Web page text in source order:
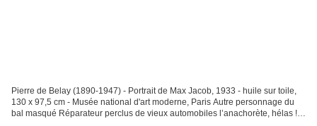
Pierre de Belay (1890-1947) - Portrait de Max Jacob, 1933 - huile sur toile,
130 x 97,5 cm - Musée national d'art moderne, Paris Autre personnage du
bal masqué Réparateur perclus de vieux automobiles l’anachorète, hélas ! a